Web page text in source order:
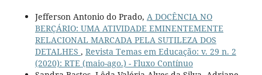
Jefferson Antonio do Prado, A DOCÊNCIA NO
BERÇÁRIO: UMA ATIVIDADE EMINENTEMENTE
RELACIONAL MARCADA PELA SUTILEZA DOS
DETALHES , Revista Temas em Educação: v. 29 n. 2
(2020): RTE (maio-ago.) - Fluxo Contínuo